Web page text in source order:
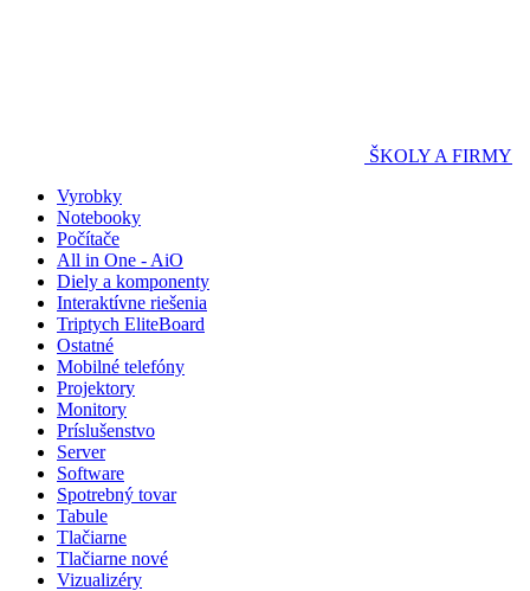
ŠKOLY A FIRMY
Vyrobky
Notebooky
Počítače
All in One - AiO
Diely a komponenty
Interaktívne riešenia
Triptych EliteBoard
Ostatné
Mobilné telefóny
Projektory
Monitory
Príslušenstvo
Server
Software
Spotrebný tovar
Tabule
Tlačiarne
Tlačiarne nové
Vizualizéry